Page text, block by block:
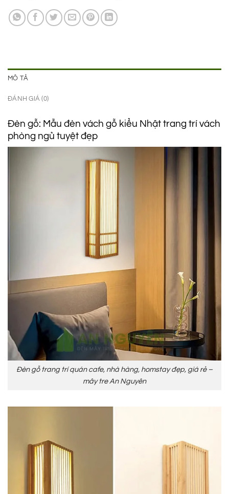
MÔ TẢ
ĐÁNH GIÁ (0)
Đèn gỗ: Mẫu đèn vách gỗ kiểu Nhật trang trí vách
phòng ngủ tuyệt đẹp
Đèn gỗ trang trí quán cafe, nhà hàng, homstay đẹp, giá rẻ –
mây tre An Nguyên